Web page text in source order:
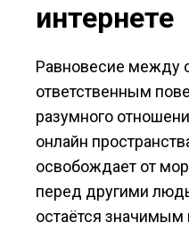
интернете
Равновесие между
ответственным
разумного
онлайн
освобождает от
перед другими
остаётся значимым